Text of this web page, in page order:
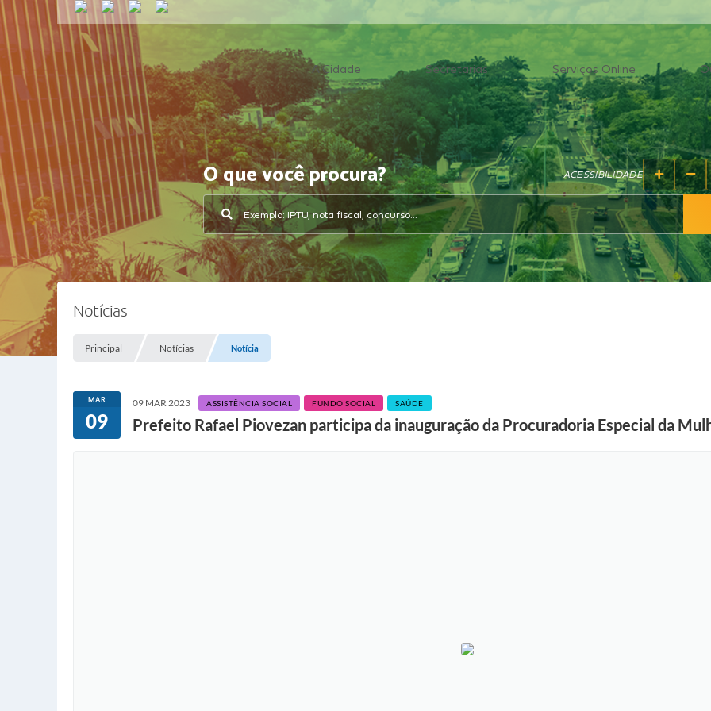
A Cidade Secretarias Serviços Online
O que você procura? ACESSIBILIDADE
Notícias
Principal Notícias Notícia
MAR
09
09 MAR 2023 ASSISTÊNCIA SOCIAL FUNDO SOCIAL SAÚDE
Prefeito Rafael Piovezan participa da inauguração da Procuradoria Especial da